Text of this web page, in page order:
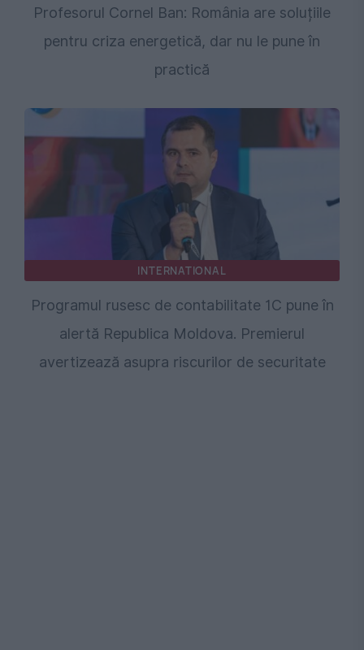
Profesorul Cornel Ban: România are soluțiile
pentru criza energetică, dar nu le pune în
practică
INTERNATIONAL
Programul rusesc de contabilitate 1C pune în
alertă Republica Moldova. Premierul
avertizează asupra riscurilor de securitate